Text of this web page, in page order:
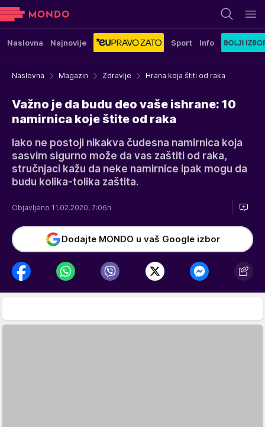
Naslovna Najnovije Sport Info
Naslovna Magazin Zdravlje Hrana koja štiti od raka
Važno je da budu deo vaše ishrane: 10
namirnica koje štite od raka
Iako ne postoji nikakva čudesna namirnica koja
sasvim sigurno može da vas zaštiti od raka,
stručnjaci kažu da neke namirnice ipak mogu da
budu kolika-tolika zaštita.
Objavljeno 11.02.2020. 7:06h
Dodajte MONDO u vaš Google izbor